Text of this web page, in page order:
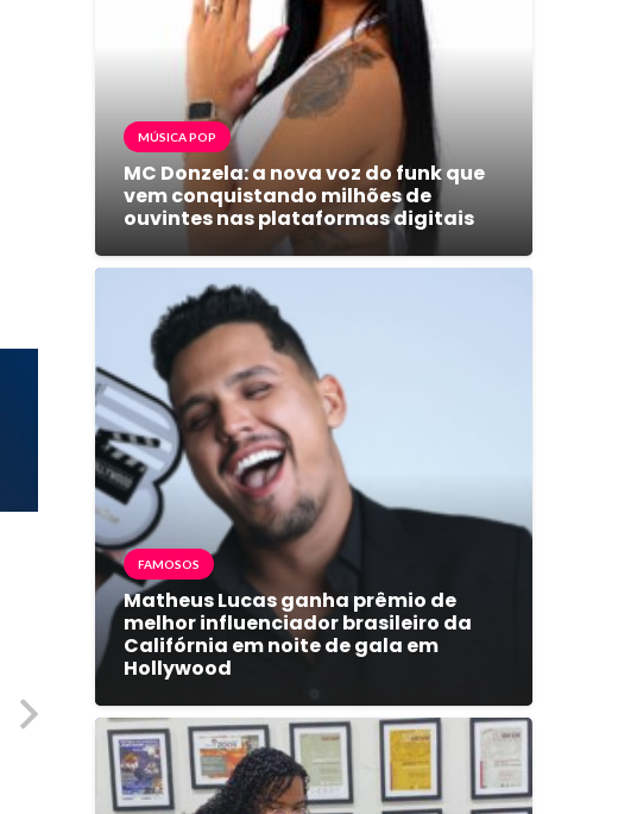
MÚSICA POP
MC Donzela: a nova voz do funk que
vem conquistando milhões de
ouvintes nas plataformas digitais
FAMOSOS
Matheus Lucas ganha prêmio de
melhor influenciador brasileiro da
Califórnia em noite de gala em
Hollywood